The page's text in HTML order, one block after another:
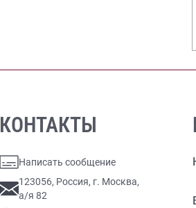
КОНТАКТЫ
Написать сообщение
123056, Россия, г. Москва,
а/я 82